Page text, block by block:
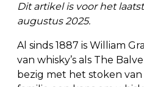
Dit artikel is voor het
augustus 2025.
Al sinds 1887 is William
van whisky’s als The
bezig met het stoken